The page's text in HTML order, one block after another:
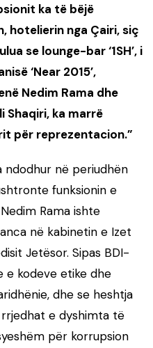
ka të bëjë
hotelierin nga Çairi, siç
se lounge-bar‘1SH’, i
‘Near 2015’,
Nedim Rama dhe
Shaqiri, ka marrë
për reprezentacion.”
ndodhur në periudhën
funksionin e
Rama ishte
në kabinetin e Izet
Jetësor. Sipas BDI-
e kodeve etike dhe
dhe se heshtja
e dyshimta të
për korrupsion